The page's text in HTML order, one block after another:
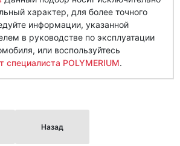
характер, для более точного
информации, указанной
в руководстве по эксплуатации
или воспользуйтесь
специалиста POLYMERIUM.
Назад